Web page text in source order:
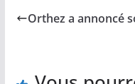
o
i
A
Orthez a annoncé